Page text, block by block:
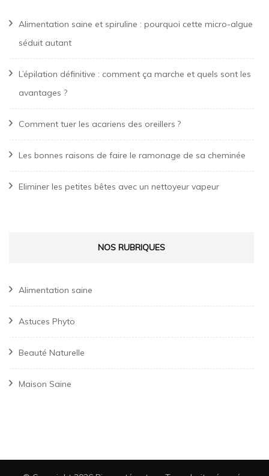
Alimentation saine et spiruline : pourquoi cette micro-algue
séduit autant
L’épilation définitive : comment ça marche et quels sont les
avantages ?
Comment tuer les acariens des oreillers ?
Les bonnes raisons de faire le ramonage de sa cheminée
Eliminer les petites bêtes avec un nettoyeur vapeur
NOS RUBRIQUES
Alimentation saine
Astuces Phyto
Beauté Naturelle
Maison Saine